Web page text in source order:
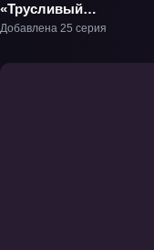
«Трусливый
велосипедист: Новое
Добавлена 25 серия